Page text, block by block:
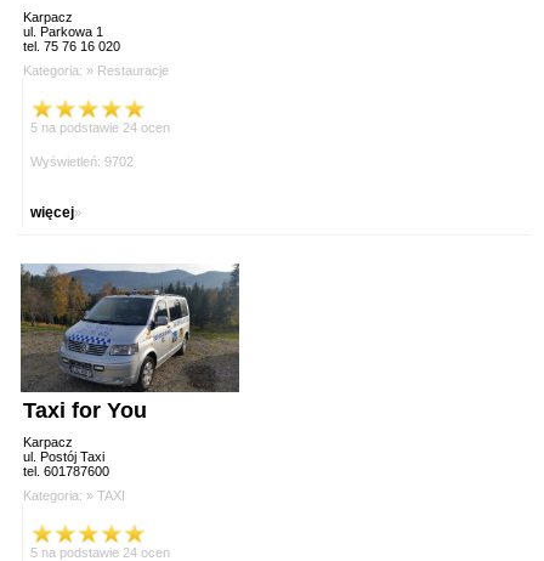
Karpacz
ul. Parkowa 1
tel. 75 76 16 020
Kategoria: » Restauracje
5 na podstawie 24 ocen
Wyświetleń: 9702
więcej»
Taxi for You
Karpacz
ul. Postój Taxi
tel. 601787600
Kategoria: » TAXI
5 na podstawie 24 ocen